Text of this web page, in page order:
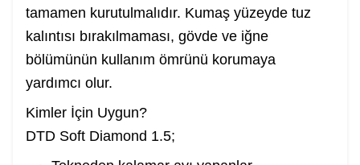
tamamen kurutulmalıdır. Kumaş yüzeyde tuz
kalıntısı bırakılmaması, gövde ve iğne
bölümünün kullanım ömrünü korumaya
yardımcı olur.
Kimler İçin Uygun?
DTD Soft Diamond 1.5;